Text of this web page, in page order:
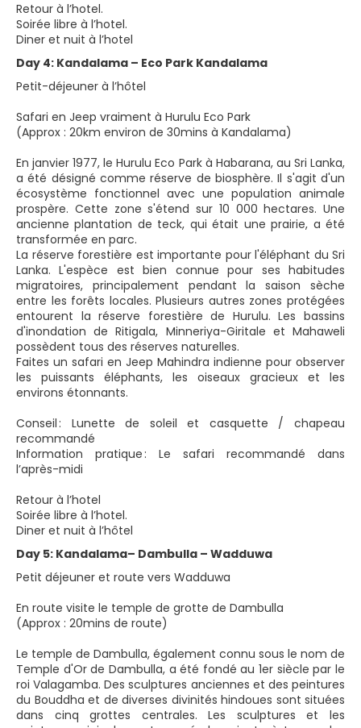
Retour à l’hotel.
Soirée libre à l’hotel.
Diner et nuit à l’hotel
Day 4: Kandalama – Eco Park Kandalama
Petit-déjeuner à l’hôtel
Safari en Jeep vraiment à Hurulu Eco Park
(Approx : 20km environ de 30mins à Kandalama)
En janvier 1977, le Hurulu Eco Park à Habarana, au Sri Lanka,
a été désigné comme réserve de biosphère. Il s'agit d'un
écosystème fonctionnel avec une population animale
prospère. Cette zone s'étend sur 10 000 hectares. Une
ancienne plantation de teck, qui était une prairie, a été
transformée en parc.
La réserve forestière est importante pour l'éléphant du Sri
Lanka. L'espèce est bien connue pour ses habitudes
migratoires, principalement pendant la saison sèche
entre les forêts locales. Plusieurs autres zones protégées
entourent la réserve forestière de Hurulu. Les bassins
d'inondation de Ritigala, Minneriya-Giritale et Mahaweli
possèdent tous des réserves naturelles.
Faites un safari en Jeep Mahindra indienne pour observer
les puissants éléphants, les oiseaux gracieux et les
environs étonnants.
Conseil : Lunette de soleil et casquette / chapeau
recommandé
Information pratique : Le safari recommandé dans
l’après-midi
Retour à l’hotel
Soirée libre à l’hotel.
Diner et nuit à l’hôtel
Day 5: Kandalama– Dambulla – Wadduwa
Petit déjeuner et route vers Wadduwa
En route visite le temple de grotte de Dambulla
(Approx : 20mins de route)
Le temple de Dambulla, également connu sous le nom de
Temple d'Or de Dambulla, a été fondé au 1er siècle par le
roi Valagamba. Des sculptures anciennes et des peintures
du Bouddha et de diverses divinités hindoues sont situées
dans cinq grottes centrales. Les sculptures et les